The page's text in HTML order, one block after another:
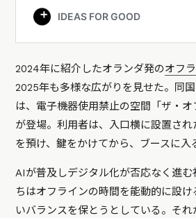
2024年に紹介したオランダ発のオフ
2025年も多様な広がりを見せた。同
は、電子機器使用禁止の空間「ザ・オ
が登場。利用者は、入口横に設置さ
を預け、鍵をかけてから、ブースに入
AIが普及しデジタル化が否応なく進む
ちはオフラインの時間を能動的に設
いバランスを保とうとしている。そ